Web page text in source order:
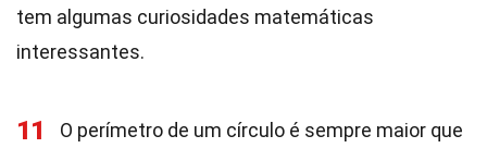
tem algumas curiosidades matemáticas
interessantes.
11
O perímetro de um círculo é sempre maior que